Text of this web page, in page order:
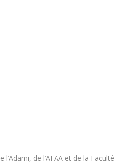
de l’AFAA et de la Faculté